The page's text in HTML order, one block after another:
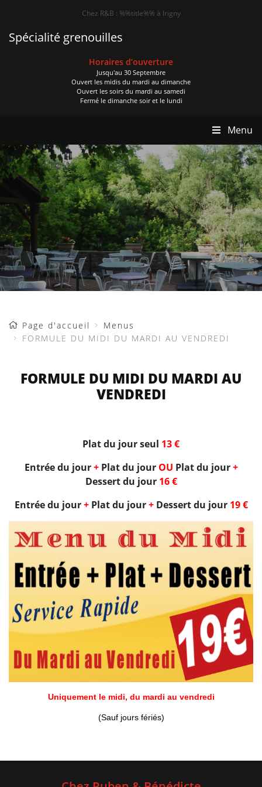
Chez R&B : %%title%% à Irigny
Spécialité grenouilles
Horaires d’ouverture
Jusqu'au 30 Septembre
Ouvert les midis du mardi au dimanche
Ouvert les soirs du mardi au samedi
Fermé le dimanche soir et le lundi
Menu
Page d'accueil
Menus
FORMULE DU MIDI DU MARDI AU VENDREDI
FORMULE DU MIDI DU MARDI AU
VENDREDI
Plat du jour seul 13 €
Entrée du jour+Plat du jour OU Plat du jour+
Dessert du jour 16 €
Entrée du jour+Plat du jour+Dessert du jour 19 €
Uniquement le midi, du mardi au vendredi
(Sauf jours fériés)